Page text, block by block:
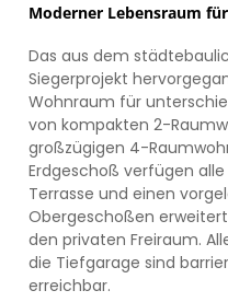
Moderner Lebensraum
Das aus dem
Siegerprojekt
Wohnraum für
von kompakten 2-
großzügigen 4-
Erdgeschoß verfügen
Terrasse und einen
Obergeschoßen
den privaten Freiraum.
die Tiefgarage sind
erreichbar.